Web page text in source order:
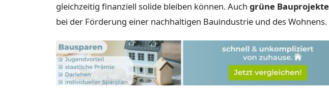
gleichzeitig finanziell solide bleiben können. Auch grüne Bauprojekte
bei der Förderung einer nachhaltigen Bauindustrie und des Wohnens.